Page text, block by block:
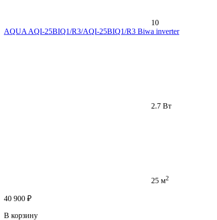
10
AQUA AQI-25BIQ1/R3/AQI-25BIQ1/R3 Biwa inverter
2.7 Вт
25 м2
40 900 ₽
В корзину